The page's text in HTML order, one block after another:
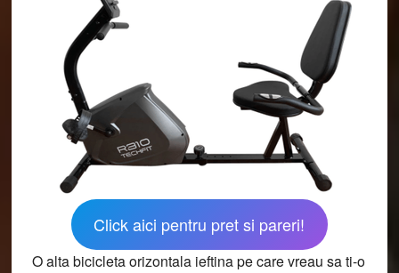
Click aici pentru pret si pareri!
O alta bicicleta orizontala ieftina pe care vreau sa ti-o